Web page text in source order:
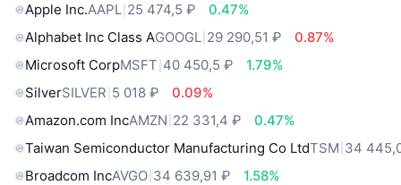
Apple Inc.AAPL 25 474,5 ₽
0.47%
Alphabet Inc Class AGOOGL 29 290,51 ₽
0.87%
Microsoft CorpMSFT 40 450,5 ₽
1.79%
SilverSILVER 5 018 ₽
0.09%
Amazon.com IncAMZN 22 331,4 ₽
0.47%
Taiwan Semiconductor Manufacturing Co LtdTSM 34
Broadcom IncAVGO 34 639,91 ₽
1.58%